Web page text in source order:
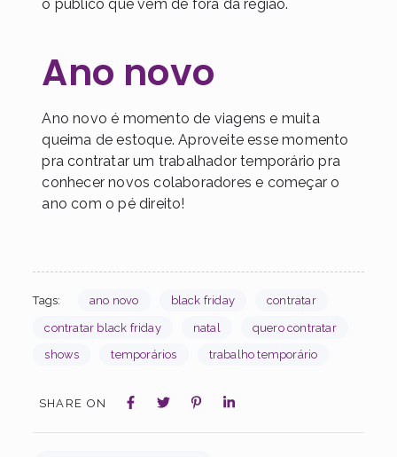
o público que vem de fora da região.
Ano novo
Ano novo é momento de viagens e muita
queima de estoque. Aproveite esse momento
pra contratar um trabalhador temporário pra
conhecer novos colaboradores e começar o
ano com o pé direito!
Tags: ano novo black friday contratar
contratar black friday natal quero contratar
shows temporários trabalho temporário
SHARE ON